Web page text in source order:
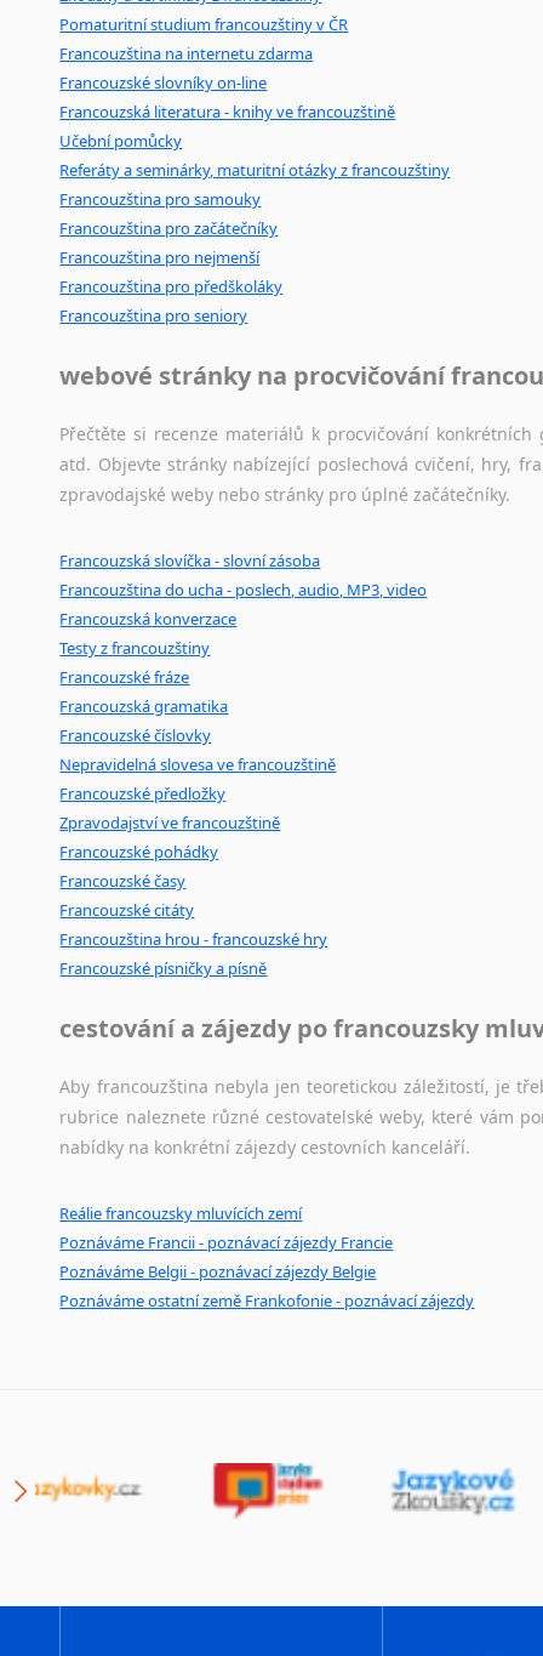
Pomaturitní studium francouzštiny v ČR
Francouzština na internetu zdarma
Francouzské slovníky on-line
Francouzská literatura - knihy ve francouzštině
Učební pomůcky
Referáty a seminárky, maturitní otázky z francouzštiny
Francouzština pro samouky
Francouzština pro začátečníky
Francouzština pro nejmenší
Francouzština pro předškoláky
Francouzština pro seniory
webové stránky na procvičování
Přečtěte si recenze materiálů k procvičování
atd. Objevte stránky nabízející poslechová cvičení, hry,
zpravodajské weby nebo stránky pro úplné začátečníky.
Francouzská slovíčka - slovní zásoba
Francouzština do ucha - poslech, audio, MP3, video
Francouzská konverzace
Testy z francouzštiny
Francouzské fráze
Francouzská gramatika
Francouzské číslovky
Nepravidelná slovesa ve francouzštině
Francouzské předložky
Zpravodajství ve francouzštině
Francouzské pohádky
Francouzské časy
Francouzské citáty
Francouzština hrou - francouzské hry
Francouzské písničky a písně
cestování a zájezdy po francouzsky
Aby francouzština nebyla jen teoretickou záležitostí, je
rubrice naleznete různé cestovatelské weby, které vám
nabídky na konkrétní zájezdy cestovních kanceláří.
Reálie francouzsky mluvících zemí
Poznáváme Francii - poznávací zájezdy Francie
Poznáváme Belgii - poznávací zájezdy Belgie
Poznáváme ostatní země Frankofonie - poznávací zájezdy